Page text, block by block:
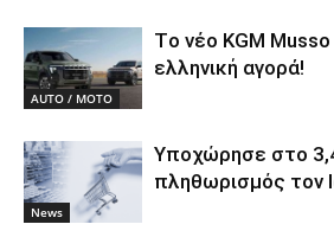
AUTO / MOTO
Tο νέο KGM
ελληνική αγορά!
News
Υποχώρησε στο
πληθωρισμός τον